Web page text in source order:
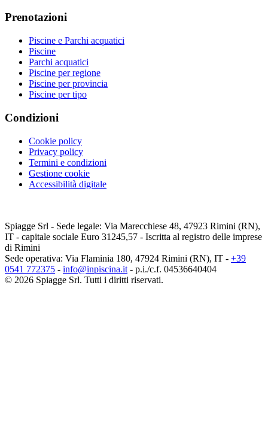
Prenotazioni
Piscine e Parchi acquatici
Piscine
Parchi acquatici
Piscine per regione
Piscine per provincia
Piscine per tipo
Condizioni
Cookie policy
Privacy policy
Termini e condizioni
Gestione cookie
Accessibilità digitale
Spiagge Srl - Sede legale: Via Marecchiese 48, 47923 Rimini (RN),
IT - capitale sociale Euro 31245,57 - Iscritta al registro delle imprese
di Rimini
Sede operativa: Via Flaminia 180, 47924 Rimini (RN), IT - +39
0541 772375 - info@inpiscina.it - p.i./c.f. 04536640404
© 2026 Spiagge Srl. Tutti i diritti riservati.